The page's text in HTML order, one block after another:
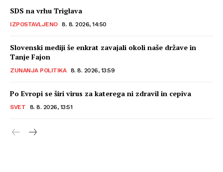
SDS na vrhu Triglava
IZPOSTAVLJENO 8. 8. 2026, 14:50
Slovenski mediji še enkrat zavajali okoli naše države in
Tanje Fajon
ZUNANJA POLITIKA 8. 8. 2026, 13:59
Po Evropi se širi virus za katerega ni zdravil in cepiva
SVET 8. 8. 2026, 13:51